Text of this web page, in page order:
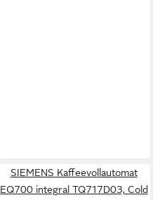
SIEMENS Kaffeevollautomat
EQ700 integral TQ717D03, Cold